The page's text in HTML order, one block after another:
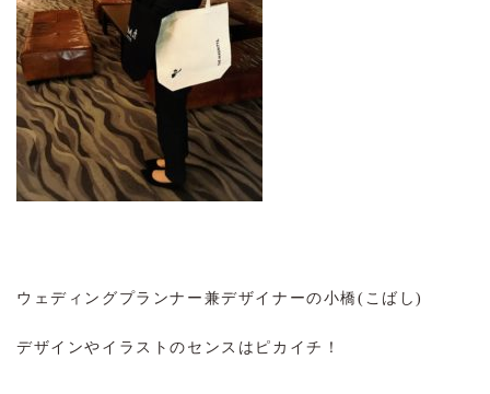
ウェディングプランナー兼デザイナーの小橋(こばし)
デザインやイラストのセンスはピカイチ！